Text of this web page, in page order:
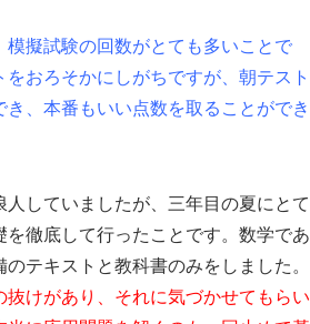
擬試験の回数がとても多いことで
おろそかにしがちですが、朝テスト
、本番もいい点数を取ることができ
していましたが、三年目の夏にとて
徹底して行ったことです。数学であ
テキストと教科書のみをしました。
けがあり、それに気づかせてもらい